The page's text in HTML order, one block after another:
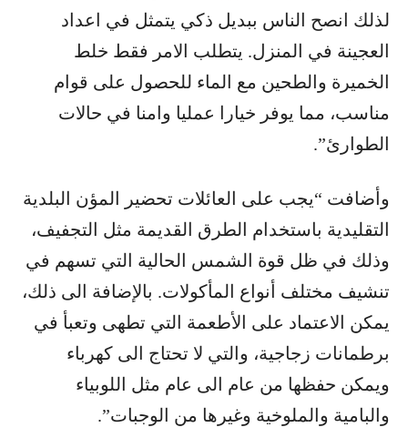
لذلك انصح الناس ببديل ذكي يتمثل في اعداد
العجينة في المنزل. يتطلب الامر فقط خلط
الخميرة والطحين مع الماء للحصول على قوام
مناسب، مما يوفر خيارا عمليا وامنا في حالات
الطوارئ”.
وأضافت “يجب على العائلات تحضير المؤن البلدية
التقليدية باستخدام الطرق القديمة مثل التجفيف،
وذلك في ظل قوة الشمس الحالية التي تسهم في
تنشيف مختلف أنواع المأكولات. بالإضافة الى ذلك،
يمكن الاعتماد على الأطعمة التي تطهى وتعبأ في
برطمانات زجاجية، والتي لا تحتاج الى كهرباء
ويمكن حفظها من عام الى عام مثل اللوبياء
والبامية والملوخية وغيرها من الوجبات”.